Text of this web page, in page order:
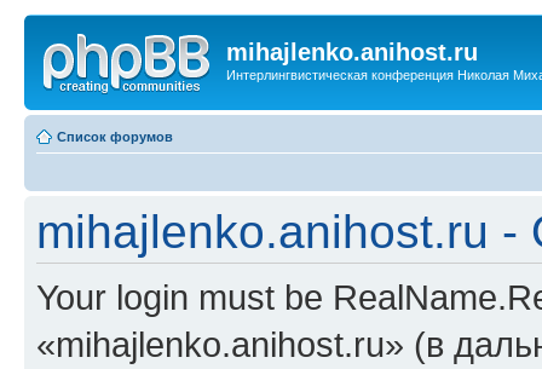
mihajlenko.anihost.ru
Интерлингвистическая конференция Николая
Список форумов
mihajlenko.anihost.ru
Your login must be
«mihajlenko.anihost.ru» (в